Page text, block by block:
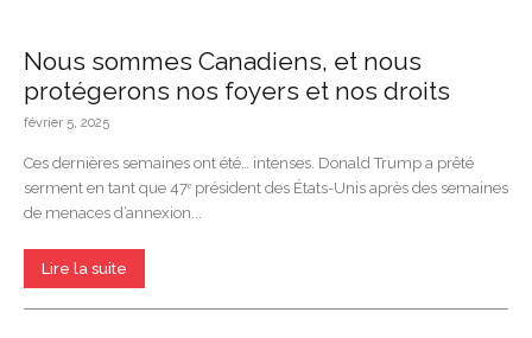
Nous sommes Canadiens, et nous
protégerons nos foyers et nos droits
février 5, 2025
Ces dernières semaines ont été… intenses. Donald Trump a prêté
serment en tant que 47ᵉ président des États-Unis après des semaines
de menaces d’annexion...
Lire la suite